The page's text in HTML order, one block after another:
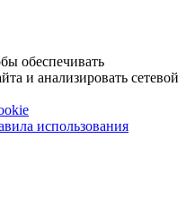
обеспечивать
и анализировать сетевой
использования